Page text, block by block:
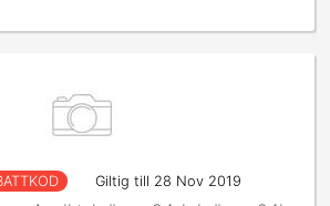
Giltig till 28 Nov 2019